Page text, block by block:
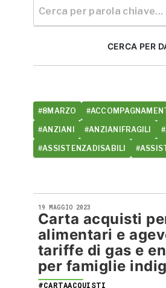
CERCA PER
#8MARZO
#ANZIANI #ANZIANIFRAGILI
#ASSISTENZADISABILI
19 MAGGIO 2023
Carta acquisti
alimentari e
tariffe di gas e
per famiglie
#CARTAACQUISTI